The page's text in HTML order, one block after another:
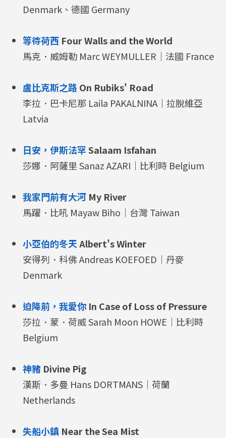
Denmark、德國 Germany
等待荷西 Four Walls and the World
馬克．威姆勒 Marc WEYMULLER｜法國 France
盧比克斯之路On Rubiks' Road
李拉．巴卡尼那 Laila PAKALNINA｜拉脫維亞
Latvia
日安，伊斯法罕Salaam Isfahan
莎娜．阿薩里 Sanaz AZARI｜比利時 Belgium
我家門前有大河 My River
馬躍．比吼 Mayaw Biho｜台灣 Taiwan
小亞伯的冬天Albert's Winter
安得列．科佛 Andreas KOEFOED｜丹麥
Denmark
迫降前，我愛你In Case of Loss of Pressure
莎拉．蒙．荷威 Sarah Moon HOWE｜比利時
Belgium
神豬 Divine Pig
漢斯．多曼 Hans DORTMANS｜荷蘭
Netherlands
失船小鎮 Near the Sea Mist